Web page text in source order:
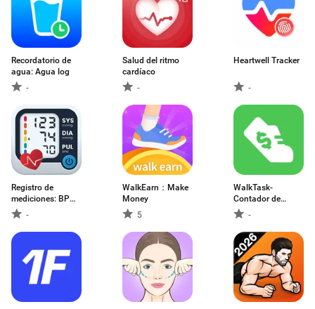
Recordatorio de
agua: Agua log
-
Salud del ritmo
cardíaco
-
Heartwell Tracker
-
Registro de
mediciones: BP
app -
WalkEarn：Make
Money
5
WalkTask-
Contador de
pasos
-